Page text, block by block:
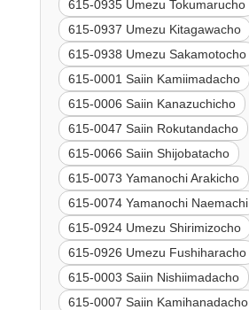
615-0935 Umezu Tokumarucho
615-0937 Umezu Kitagawacho
615-0938 Umezu Sakamotocho
615-0001 Saiin Kamiimadacho
615-0006 Saiin Kanazuchicho
615-0047 Saiin Rokutandacho
615-0066 Saiin Shijobatacho
615-0073 Yamanochi Arakicho
615-0074 Yamanochi Naemachi
615-0924 Umezu Shirimizocho
615-0926 Umezu Fushiharacho
615-0003 Saiin Nishiimadacho
615-0007 Saiin Kamihanadacho